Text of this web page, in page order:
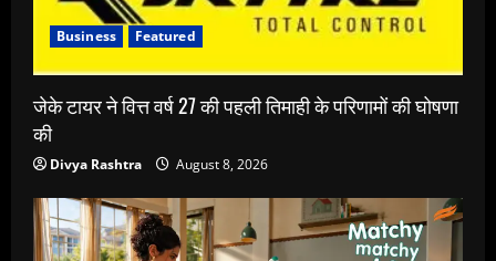
Business Featured
जेके टायर ने वित्त वर्ष 27 की पहली तिमाही के परिणामों की घोषणा
की
Divya Rashtra August 8, 2026